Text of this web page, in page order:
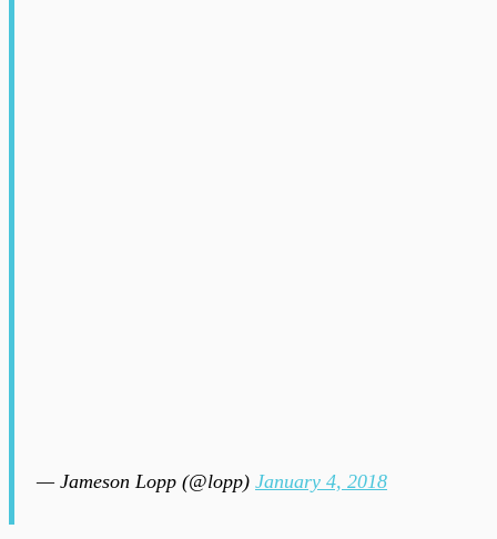
— Jameson Lopp (@lopp) January 4, 2018